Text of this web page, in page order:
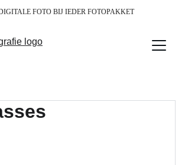
FOTO BIJ IEDER FOTOPAKKET